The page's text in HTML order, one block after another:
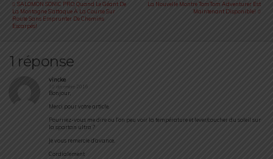
SALOMON SONIC PRO: Quand Le Géant De
La Montagne S’attaque À La Course Sur
Route Sans Emprunter De Chemins
Escarpés!
La Nouvelle Montre TomTom Adventurer Est
Maintenant Disponible!
1 réponse
vincke
30 décembre 2016
Bonjour,
Merci pour votre article.
Pourriez-vous me dire ou l’on peu voir la température et lever/coucher du soleil sur
la spartan ultra ?
Je vous remercie d’avance.
Cordialement